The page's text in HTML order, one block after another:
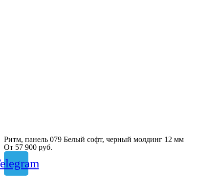
Ритм, панель 079 Белый софт, черный молдинг 12 мм
От 57 900 руб.